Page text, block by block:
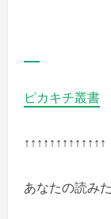
ピカキチ叢書
↑↑↑↑↑↑↑↑↑↑↑↑↑
あなたの読み